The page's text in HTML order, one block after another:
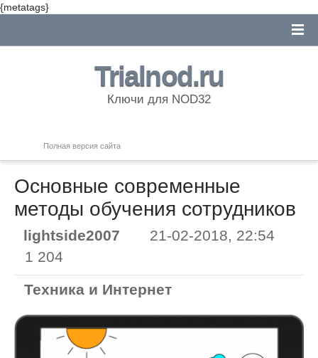
{metatags}
Trialnod.ru
Ключи для NOD32
Полная версия сайта
Основные современные
методы обучения сотрудников
lightside2007
21-02-2018, 22:54
1 204
Техника и Интернет